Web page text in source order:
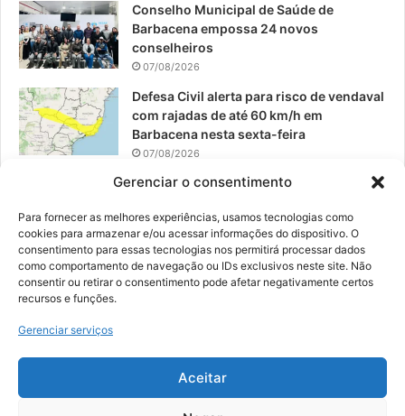
Gerenciar o consentimento
Para fornecer as melhores experiências, usamos tecnologias como
cookies para armazenar e/ou acessar informações do dispositivo. O
consentimento para essas tecnologias nos permitirá processar dados
como comportamento de navegação ou IDs exclusivos neste site. Não
consentir ou retirar o consentimento pode afetar negativamente certos
recursos e funções.
Gerenciar serviços
Aceitar
Conselho Municipal de Saúde de
Barbacena empossa 24 novos
conselheiros
07/08/2026
Defesa Civil alerta para risco de vendaval
com rajadas de até 60 km/h em
Barbacena nesta sexta-feira
07/08/2026
EPCAR tem a melhor nota do IDEB no
06/08/2026
© 2026, Todos os direitos reservados | Desenvolvido por:
Digital Business| Hospedado por:NP Publicidade
Fale Conosco
Sobre Nós